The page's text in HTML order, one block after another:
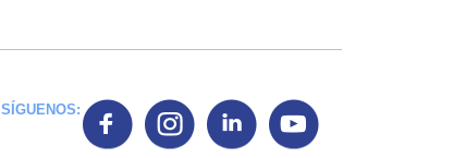
SÍGUENOS: